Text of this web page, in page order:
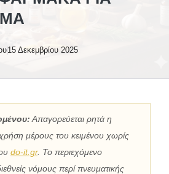
15 Δεκεμβρίου 2025
Απαγορεύεται ρητά η
μέρους του κειμένου χωρίς
do-it.gr. Το περιεχόμενο
νόμους περί πνευματικής